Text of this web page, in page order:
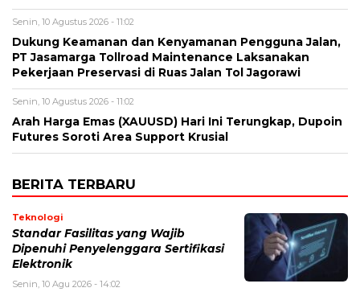
Senin, 10 Agustus 2026 - 11:02
Dukung Keamanan dan Kenyamanan Pengguna Jalan,
PT Jasamarga Tollroad Maintenance Laksanakan
Pekerjaan Preservasi di Ruas Jalan Tol Jagorawi
Senin, 10 Agustus 2026 - 11:02
Arah Harga Emas (XAUUSD) Hari Ini Terungkap, Dupoin
Futures Soroti Area Support Krusial
BERITA TERBARU
Teknologi
Standar Fasilitas yang Wajib
Dipenuhi Penyelenggara Sertifikasi
Elektronik
Senin, 10 Agu 2026 - 14:02